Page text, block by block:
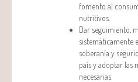
fomento al
nutritivos.
Dar seguimiento,
sistemáticamente
soberanía y
país y adoptar las
necesarias.